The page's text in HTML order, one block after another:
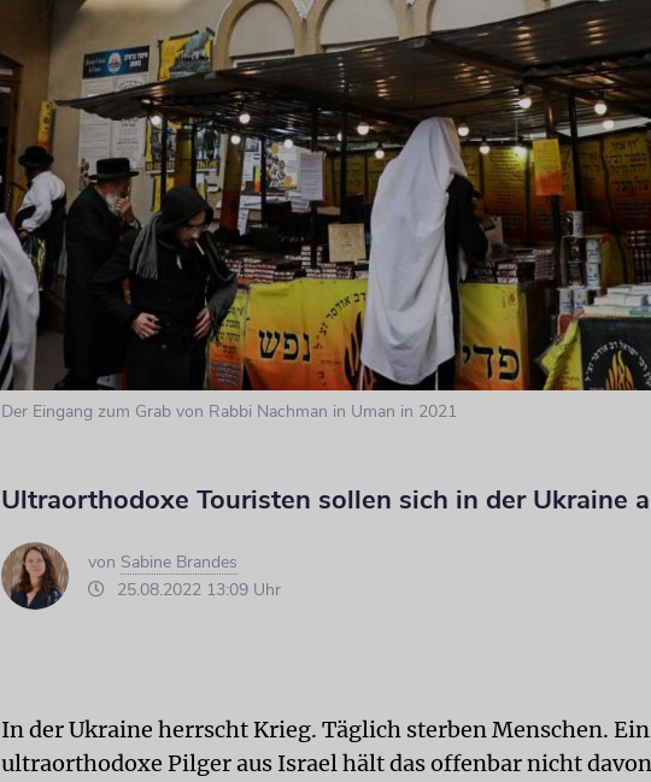
Der Eingang zum Grab von Rabbi Nachman in Uman in 2021
Ultraorthodoxe Touristen sollen sich in der Ukraine
von Sabine Brandes
25.08.2022 13:09 Uhr
In der Ukraine herrscht Krieg. Täglich sterben Menschen.
ultraorthodoxe Pilger aus Israel hält das offenbar nicht